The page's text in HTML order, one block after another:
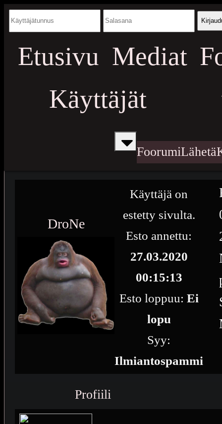
Etusivu Mediat
Käyttäjät
FoorumiLähetä
DroNe
Käyttäjä on
estetty sivulta.
Esto annettu:
27.03.2020
00:15:13
Esto loppuu: Ei
lopu
Syy:
Ilmiantospammi
Profiili